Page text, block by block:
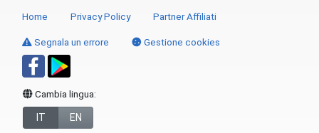
Home Privacy Policy Partner Affiliati
Segnala un errore Gestione cookies
Cambia lingua:
IT EN